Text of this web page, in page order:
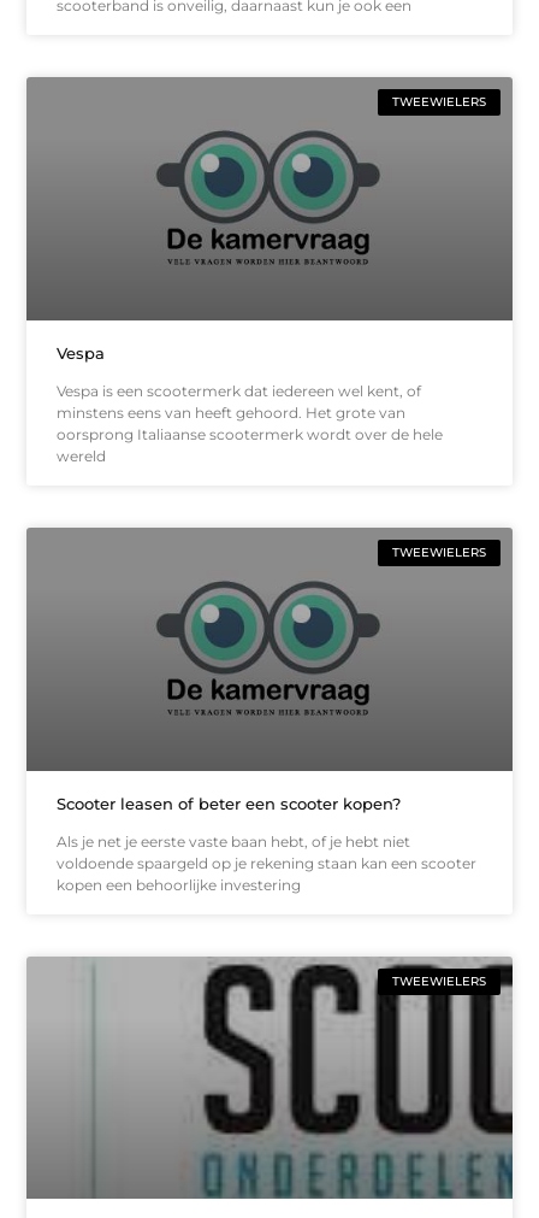
scooterband is onveilig, daarnaast kun je ook een
TWEEWIELERS
Vespa
Vespa is een scootermerk dat iedereen wel kent, of
minstens eens van heeft gehoord. Het grote van
oorsprong Italiaanse scootermerk wordt over de hele
wereld
TWEEWIELERS
Scooter leasen of beter een scooter kopen?
Als je net je eerste vaste baan hebt, of je hebt niet
voldoende spaargeld op je rekening staan kan een scooter
kopen een behoorlijke investering
TWEEWIELERS